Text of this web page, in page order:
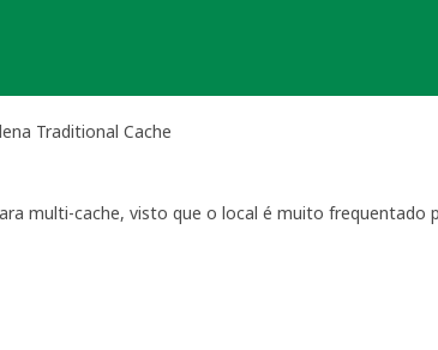
Traditional Cache
multi-cache, visto que o local é muito frequentado